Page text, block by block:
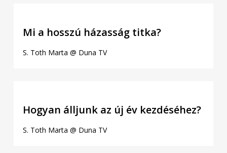
Mi a hosszú házasság titka?
S. Toth Marta @ Duna TV
Hogyan álljunk az új év kezdéséhez?
S. Toth Marta @ Duna TV